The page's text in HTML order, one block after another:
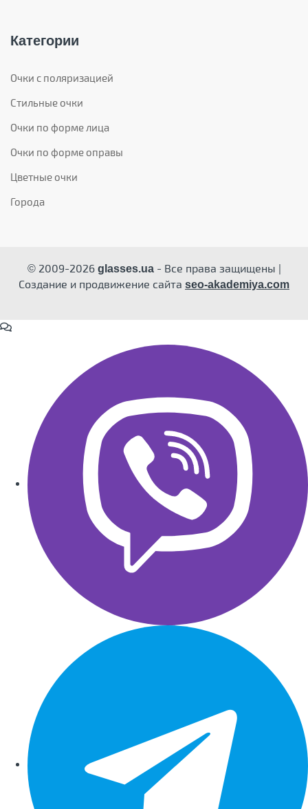
Категории
Очки с поляризацией
Стильные очки
Очки по форме лица
Очки по форме оправы
Цветные очки
Города
© 2009-2026glasses.ua- Все права защищены |
Создание и продвижение сайта seo-akademiya.com